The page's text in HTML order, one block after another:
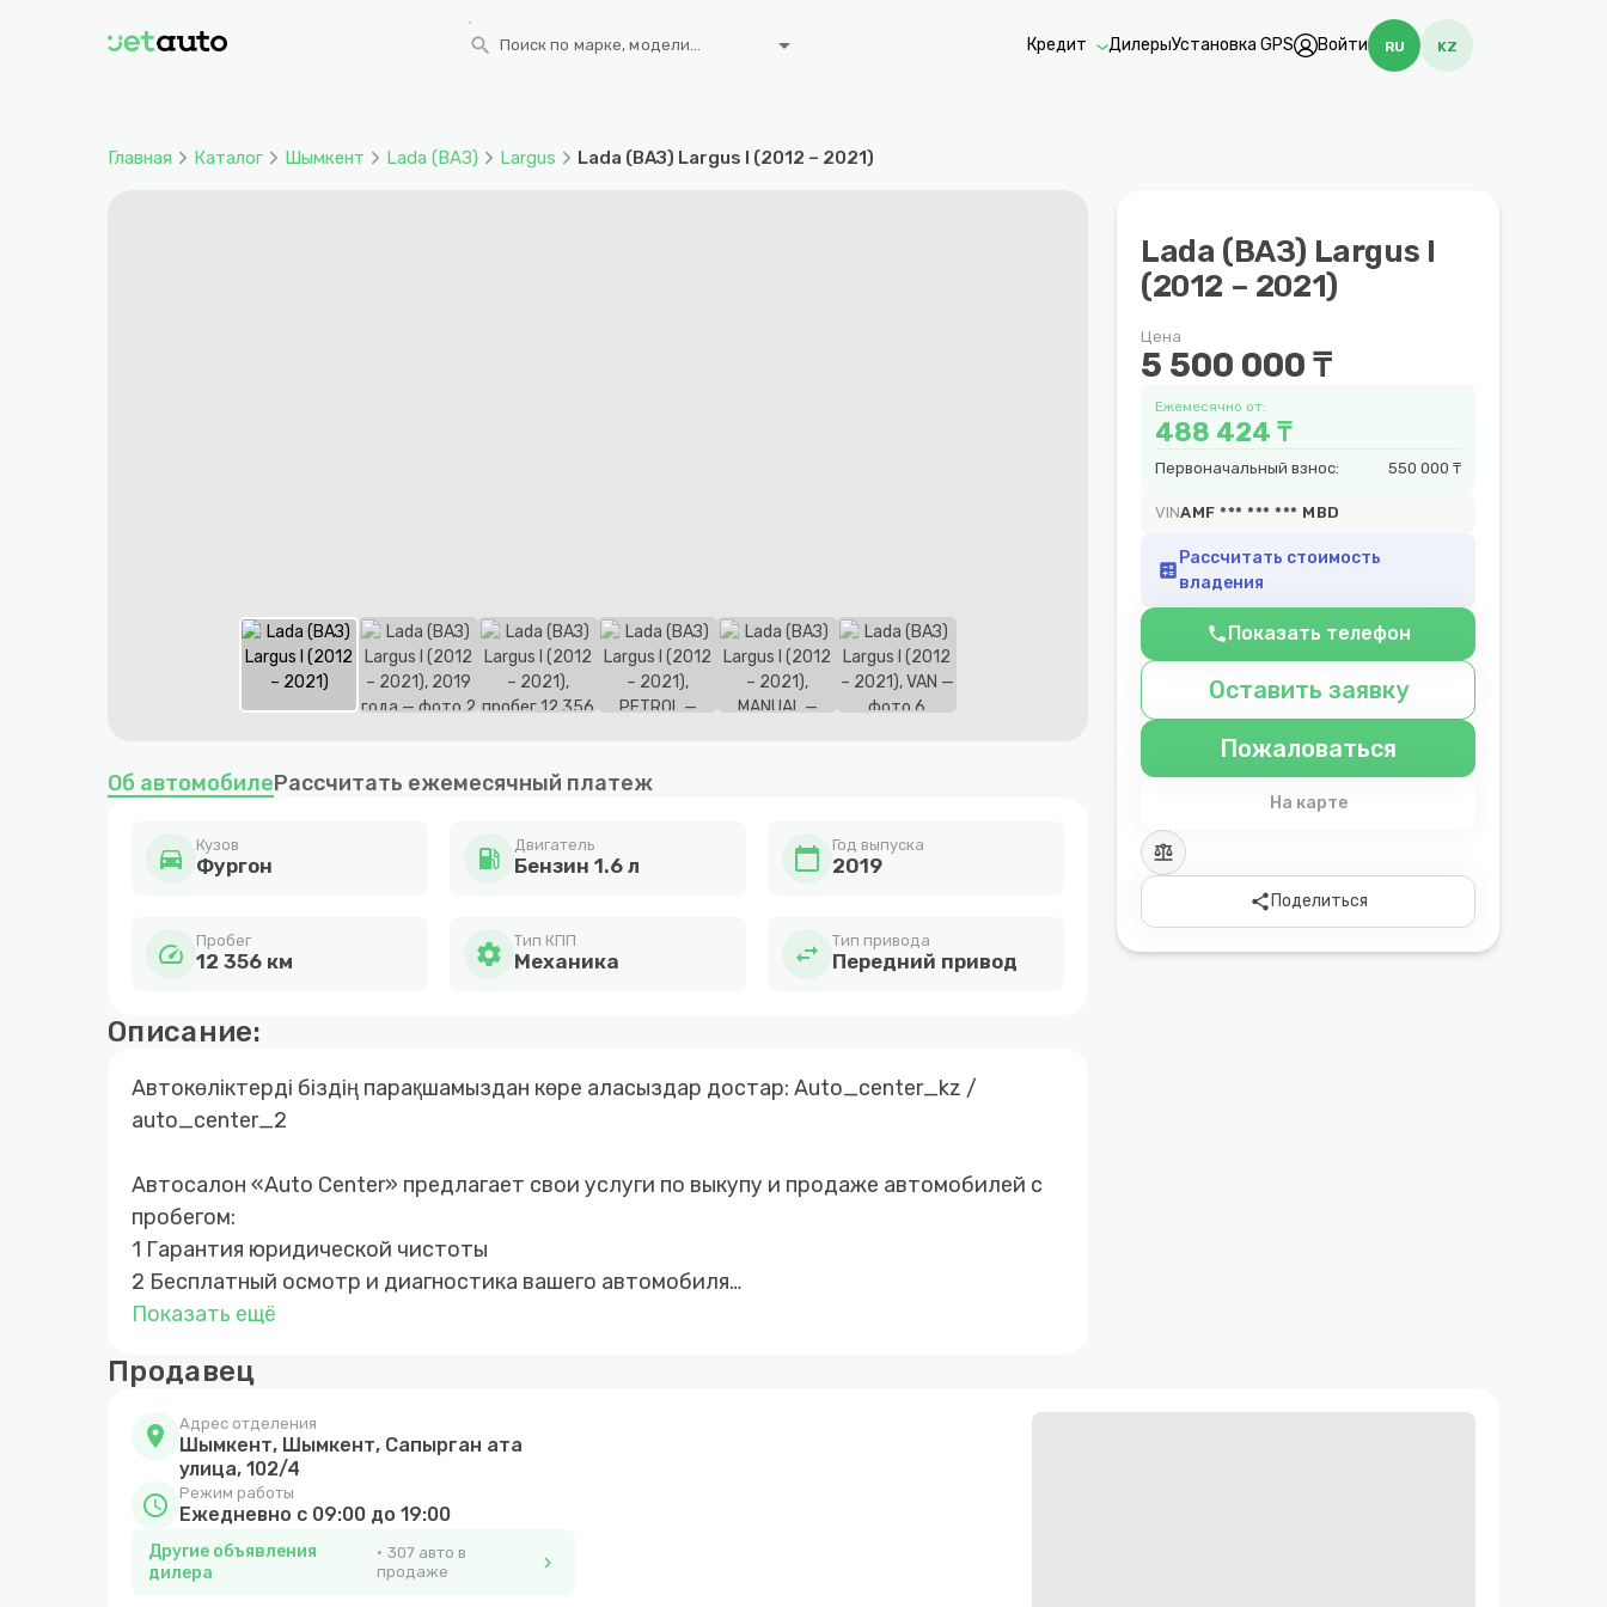
search Поиск по марке, модели... arrow_drop_down Кредит ДилерыУстановка GPS Войти RU KZ
Главная Каталог Шымкент Lada (ВАЗ) Largus Lada (ВАЗ) Largus I (2012 – 2021)
1
of
Lada (ВАЗ) Largus I
(2012 – 2021)
Цена
5 500 000 ₸
Ежемесячно от:
488 424 ₸
Первоначальный взнос: 550 000 ₸
VINAMF *** *** *** MBD
calculate
Рассчитать стоимость
владения
phone Показать телефон
Оставить заявку
Пожаловаться
На карте
balance
share Поделиться
Об автомобилеРассчитать ежемесячный платеж
directions_car Кузов
Фургон local_gas_station Двигатель
Бензин 1.6 л calendar_today Год выпуска
2019
speed Пробег
12 356 км settings Тип КПП
Механика swap_horiz Тип привода
Передний привод
Описание:
Автокөліктерді біздің парақшамыздан көре аласыздар достар: Auto_center_kz /
auto_center_2
Автосалон «Auto Сenter» предлагает свои услуги по выкупу и продаже автомобилей с
пробегом:
1 Гарантия юридической чистоты
2 Бесплатный осмотр и диагностика вашего автомобиля
3 Быстрое и прозрачное оформление
5 Возможность покупки авто в кредит с первоначальным взносом от 10%
7 Выкуп вашего автомобиля
Показать ещё
Продавец
location_on Адрес отделения
Шымкент, Шымкент, Сапырган ата
улица, 102/4
schedule Режим работы
Ежедневно с 09:00 до 19:00
Другие объявления
дилера
307 авто в
продаже
chevron_right